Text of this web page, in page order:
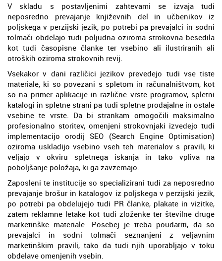
V skladu s postavljenimi zahtevami se izvaja tudi
neposredno prevajanje književnih del in učbenikov iz
poljskega v perzijski jezik, po potrebi pa prevajalci in sodni
tolmači obdelajo tudi poljudna oziroma strokovna besedila
kot tudi časopisne članke ter vsebino ali ilustriranih ali
otroških oziroma strokovnih revij.
Vsekakor v dani različici jezikov prevedejo tudi vse tiste
materiale, ki so povezani s spletom in računalništvom, kot
so na primer aplikacije in različne vrste programov, spletni
katalogi in spletne strani pa tudi spletne prodajalne in ostale
vsebine te vrste. Da bi strankam omogočili maksimalno
profesionalno storitev, omenjeni strokovnjaki izvedejo tudi
implementacijo orodij SEO (Search Engine Optimisation)
oziroma uskladijo vsebino vseh teh materialov s pravili, ki
veljajo v okviru spletnega iskanja in tako vpliva na
poboljšanje položaja, ki ga zavzemajo.
Zaposleni te institucije so specializirani tudi za neposredno
prevajanje brošur in katalogov iz poljskega v perzijski jezik,
po potrebi pa obdelujejo tudi PR članke, plakate in vizitke,
zatem reklamne letake kot tudi zloženke ter številne druge
marketinške materiale. Posebej je treba poudariti, da so
prevajalci in sodni tolmači seznanjeni z veljavnim
marketinškim pravili, tako da tudi njih uporabljajo v toku
obdelave omenjenih vsebin.